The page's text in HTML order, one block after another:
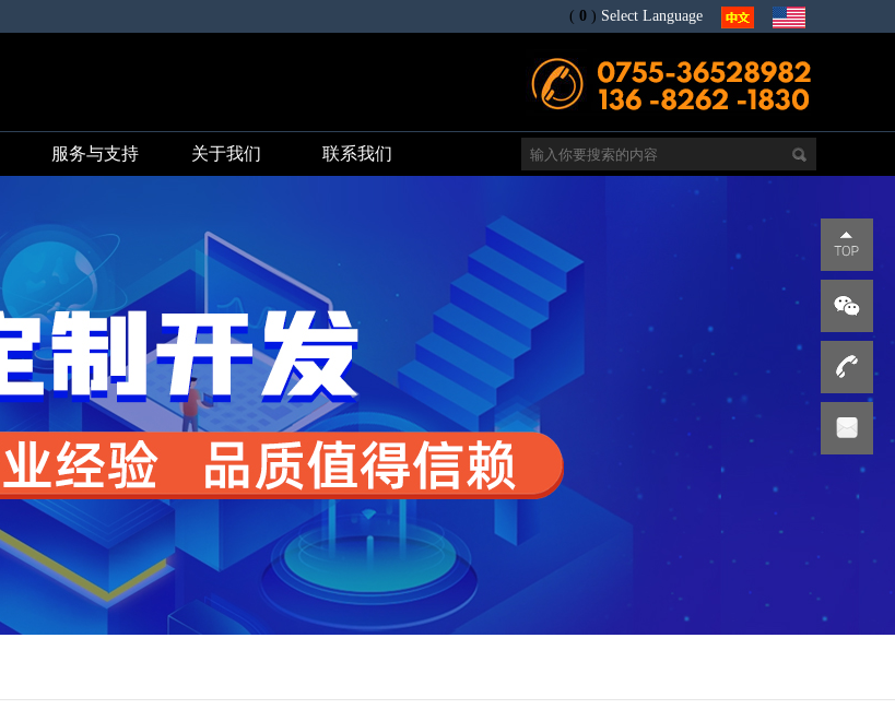
( 0 ) Select Language
服务与支持 关于我们 联系我们